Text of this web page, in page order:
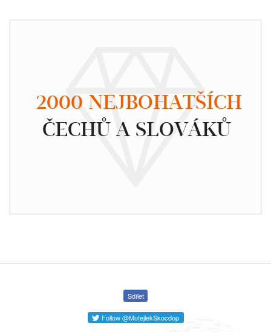
2000 NEJBOHATŠÍCH
ČECHŮ A SLOVÁKŮ
Sdílet
Follow @MotejlekSkocdop